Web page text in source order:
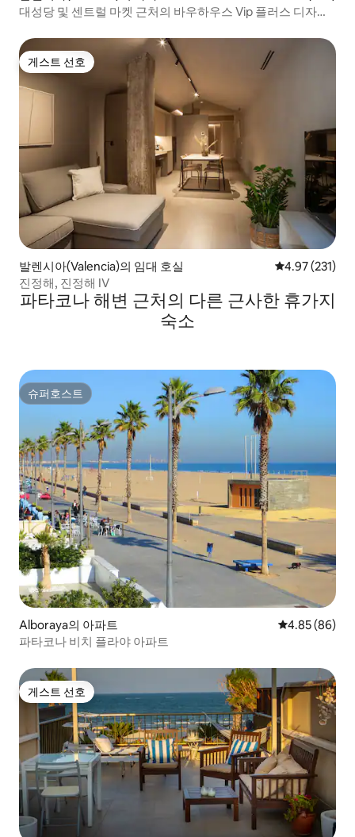
대성당 및 센트럴 마켓 근처의 바우하우스 Vip 플러스 디자인
게스트 선호
게스트 선호
발렌시아(Valencia)의 임대 호실 평점 4.97점(5
4.97 (231)
진정해, 진정해 IV
파타코나 해변 근처의 다른 근사한 휴가지
숙소
슈퍼호스트
슈퍼호스트
Alboraya의 아파트 평점 4.85점(5
4.85 (86)
파타코나 비치 플라야 아파트
게스트 선호
게스트 선호